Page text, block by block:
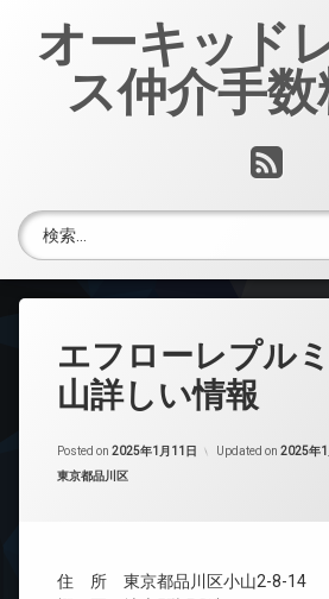
オーキッド
ス仲介手
RSS
検索:
エフローレプル
山詳しい情報
Posted on 2025年1月11日 Updated on 2025年1
カテゴリー:
東京都品川区
住 所 東京都品川区小山2-8-14